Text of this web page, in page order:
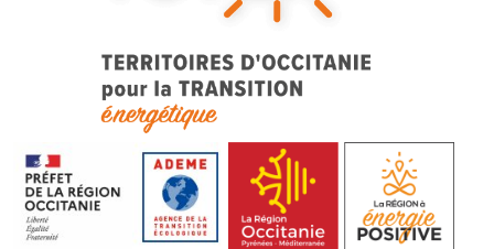
TOTEn Occitanie | Territoires
d’Occitanie pour la Transition
Energétique